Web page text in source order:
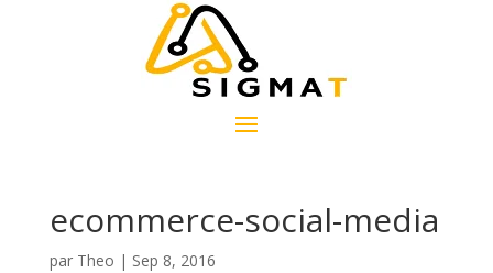
ecommerce-social-media
par Theo | Sep 8, 2016